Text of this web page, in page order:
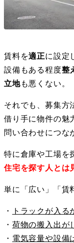
賃料を適正に設定
設備もある程度整
立地も悪くない。
それでも、募集方
借り手に物件の魅
問い合わせにつな
特に倉庫や工場を
住宅を探す人とは
単に「広い」「賃
・
トラックが入る
・ 荷物の搬入出が
・ 電気容量や設備